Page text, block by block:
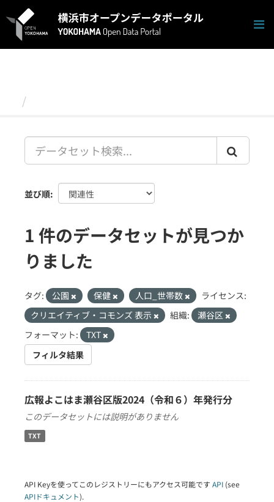
キ
並び順
1 件のデータセットが見つか
りました
タグ: 公園 保健 人口_世帯数
ライセンス:
クリエイティブ・コモンズ 表示
組織:
瀬谷区
フォーマット:
TXT
フィルタ結果
広報よこはま瀬谷区版2024（令和６）年発行分
このデータセットには説明がありません
TXT
API Keyを使ってこのレジストリーにもアクセス可能です API (see
APIドキュメント).